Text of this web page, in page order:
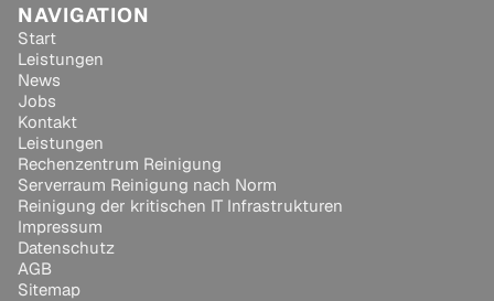
NAVIGATION
Start
Leistungen
News
Jobs
Kontakt
Leistungen
Rechenzentrum Reinigung
Serverraum Reinigung nach Norm
Reinigung der kritischen IT Infrastrukturen
Impressum
Datenschutz
AGB
Sitemap